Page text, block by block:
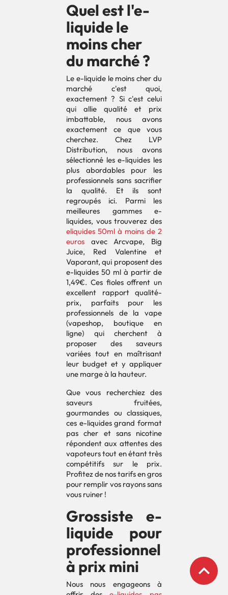
Quel est l'e-
liquide le
moins cher
du marché ?
Le e-liquide le moins cher du
marché c'est quoi,
exactement ? Si c'est celui
qui allie qualité et prix
imbattable, nous avons
exactement ce que vous
cherchez. Chez LVP
Distribution, nous avons
sélectionné les e-liquides les
plus abordables pour les
professionnels sans sacrifier
la qualité. Et ils sont
regroupés ici. Parmi les
meilleures gammes e-
liquides, vous trouverez des
eliquides 50ml à moins de 2
euros avec Arcvape, Big
Juice, Red Valentine et
Vaporant, qui proposent des
e-liquides 50 ml à partir de
1,49€. Ces fioles offrent un
excellent rapport qualité-
prix, parfaits pour les
professionnels de la vape
(vapeshop, boutique en
ligne) qui cherchent à
proposer des saveurs
variées tout en maîtrisant
leur budget et y appliquer
une marge à la hauteur.
Que vous recherchiez des
saveurs fruitées,
gourmandes ou classiques,
ces e-liquides grand format
pas cher et sans nicotine
répondent aux attentes des
vapoteurs tout en étant très
compétitifs sur le prix.
Profitez de nos tarifs en gros
pour remplir vos rayons sans
vous ruiner !
Grossiste e-
liquide pour
professionnel
à prix mini
Nous nous engageons à
expand_less